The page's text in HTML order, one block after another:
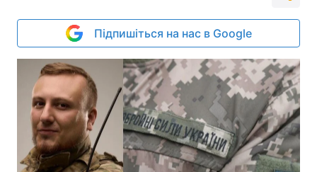
Підпишіться на нас в Google